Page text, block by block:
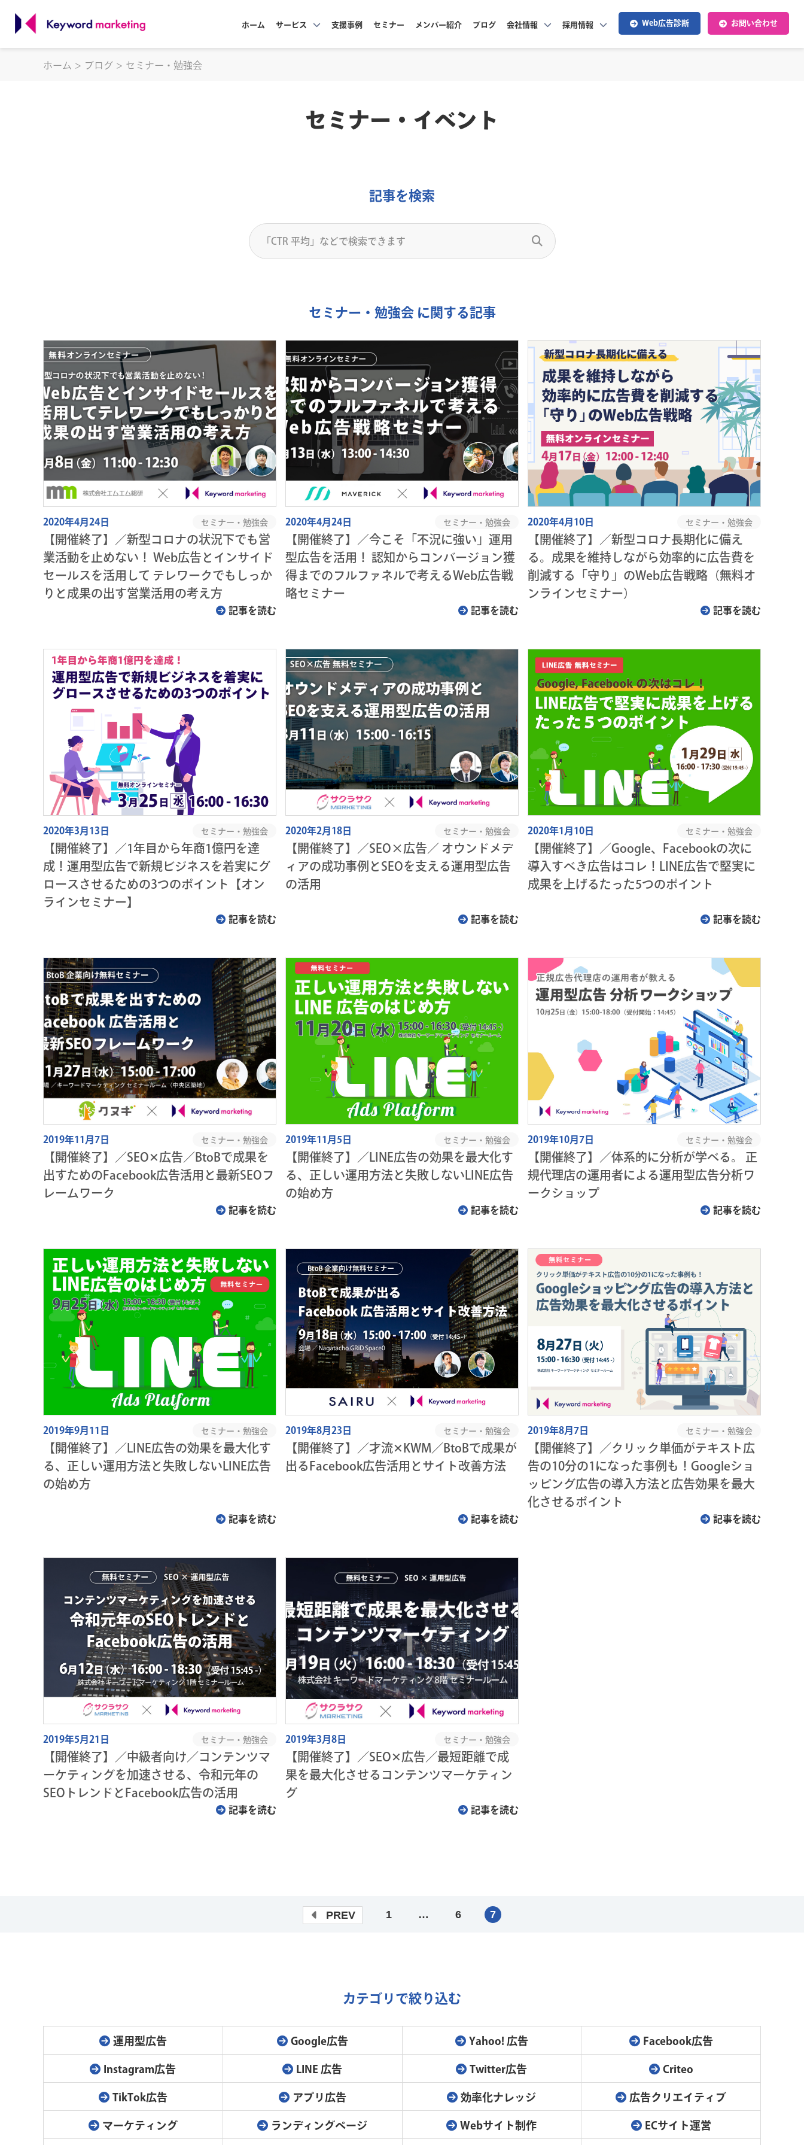
ホーム サービス 支援事例 セミナー メンバー紹介 ブログ 会社情報 採用情報 Web広告診断 お問い合わせ
ホーム ブログ セミナー・勉強会
セミナー・イベント
記事を検索
セミナー・勉強会 に関する記事
2020年4月24日 セミナー・勉強会
【開催終了】／新型コロナの状況下でも営
業活動を止めない！ Web広告とインサイド
セールスを活用して テレワークでもしっか
りと成果の出す営業活用の考え方
記事を読む
2020年4月24日 セミナー・勉強会
【開催終了】／今こそ「不況に強い」運用
型広告を活用！ 認知からコンバージョン獲
得までのフルファネルで考えるWeb広告戦
略セミナー
記事を読む
2020年4月10日 セミナー・勉強会
【開催終了】／新型コロナ長期化に備え
る。成果を維持しながら効率的に広告費を
削減する「守り」のWeb広告戦略（無料オ
ンラインセミナー）
記事を読む
2020年3月13日 セミナー・勉強会
【開催終了】／1年目から年商1億円を達
成！運用型広告で新規ビジネスを着実にグ
ロースさせるための3つのポイント【オン
ラインセミナー】
記事を読む
2020年2月18日 セミナー・勉強会
【開催終了】／SEO×広告／ オウンドメデ
ィアの成功事例とSEOを支える運用型広告
の活用
記事を読む
2020年1月10日 セミナー・勉強会
【開催終了】／Google、Facebookの次に
導入すべき広告はコレ！LINE広告で堅実に
成果を上げるたった5つのポイント
記事を読む
2019年11月7日 セミナー・勉強会
【開催終了】／SEO✕広告／BtoBで成果を
出すためのFacebook広告活用と最新SEOフ
レームワーク
記事を読む
2019年11月5日 セミナー・勉強会
【開催終了】／LINE広告の効果を最大化す
る、正しい運用方法と失敗しないLINE広告
の始め方
記事を読む
2019年10月7日 セミナー・勉強会
【開催終了】／体系的に分析が学べる。 正
規代理店の運用者による運用型広告分析ワ
ークショップ
記事を読む
2019年9月11日 セミナー・勉強会
【開催終了】／LINE広告の効果を最大化す
る、正しい運用方法と失敗しないLINE広告
の始め方
記事を読む
2019年8月23日 セミナー・勉強会
【開催終了】／才流✕KWM／BtoBで成果が
出るFacebook広告活用とサイト改善方法
記事を読む
2019年8月7日 セミナー・勉強会
【開催終了】／クリック単価がテキスト広
告の10分の1になった事例も！Googleショ
ッピング広告の導入方法と広告効果を最大
化させるポイント
記事を読む
2019年5月21日 セミナー・勉強会
【開催終了】／中級者向け／コンテンツマ
ーケティングを加速させる、令和元年の
SEOトレンドとFacebook広告の活用
記事を読む
2019年3月8日 セミナー・勉強会
【開催終了】／SEO✕広告／最短距離で成
果を最大化させるコンテンツマーケティン
グ
記事を読む
PREV 1 … 6 7
カテゴリで絞り込む
運用型広告 Google広告 Yahoo! 広告 Facebook広告
Instagram広告 LINE 広告 Twitter広告 Criteo
TikTok広告 アプリ広告 効率化ナレッジ 広告クリエイティブ
マーケティング ランディングページ Webサイト制作 ECサイト運営